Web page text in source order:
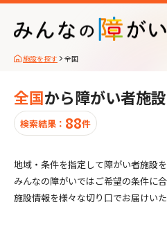
施設を探す 全国
全国から障がい者施
検索結果： 88件
地域・条件を指定して障がい者施設を
みんなの障がいではご希望の条件に
施設情報を様々な切り口でお届けいた
受け入れタイプ
アクセス情報
施設の特徴